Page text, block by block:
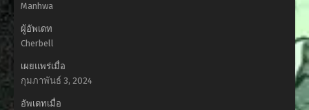
Manhwa
ผู้อัพเดท
Cherbell
เผยแพร่เมื่อ
กุมภาพันธ์ 3, 2024
อัพเดทเมื่อ